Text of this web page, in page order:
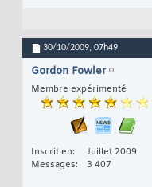
30/10/2009, 07h49
Gordon Fowler
Membre expérimenté
Inscrit en
Juillet 2009
Messages
3 407